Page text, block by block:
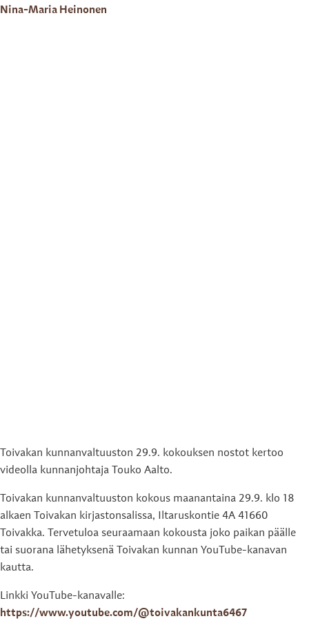
Nina-Maria Heinonen
Toivakan kunnanvaltuuston 29.9. kokouksen nostot kertoo
videolla kunnanjohtaja Touko Aalto.
Toivakan kunnanvaltuuston kokous maanantaina 29.9. klo 18
alkaen Toivakan kirjastonsalissa, Iltaruskontie 4A 41660
Toivakka. Tervetuloa seuraamaan kokousta joko paikan päälle
tai suorana lähetyksenä Toivakan kunnan YouTube-kanavan
kautta.
Linkki YouTube-kanavalle:
https://www.youtube.com/@toivakankunta6467